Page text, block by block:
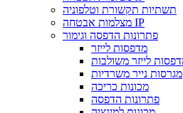
תשתיות תקשורת וטלפוניה
מצלמות אבטחה IP
פתרונות הדפסה וגימור
מדפסות לייזר
מגרסות נייר משרדיות
מכונות כריכה
פתרונות הדפסה